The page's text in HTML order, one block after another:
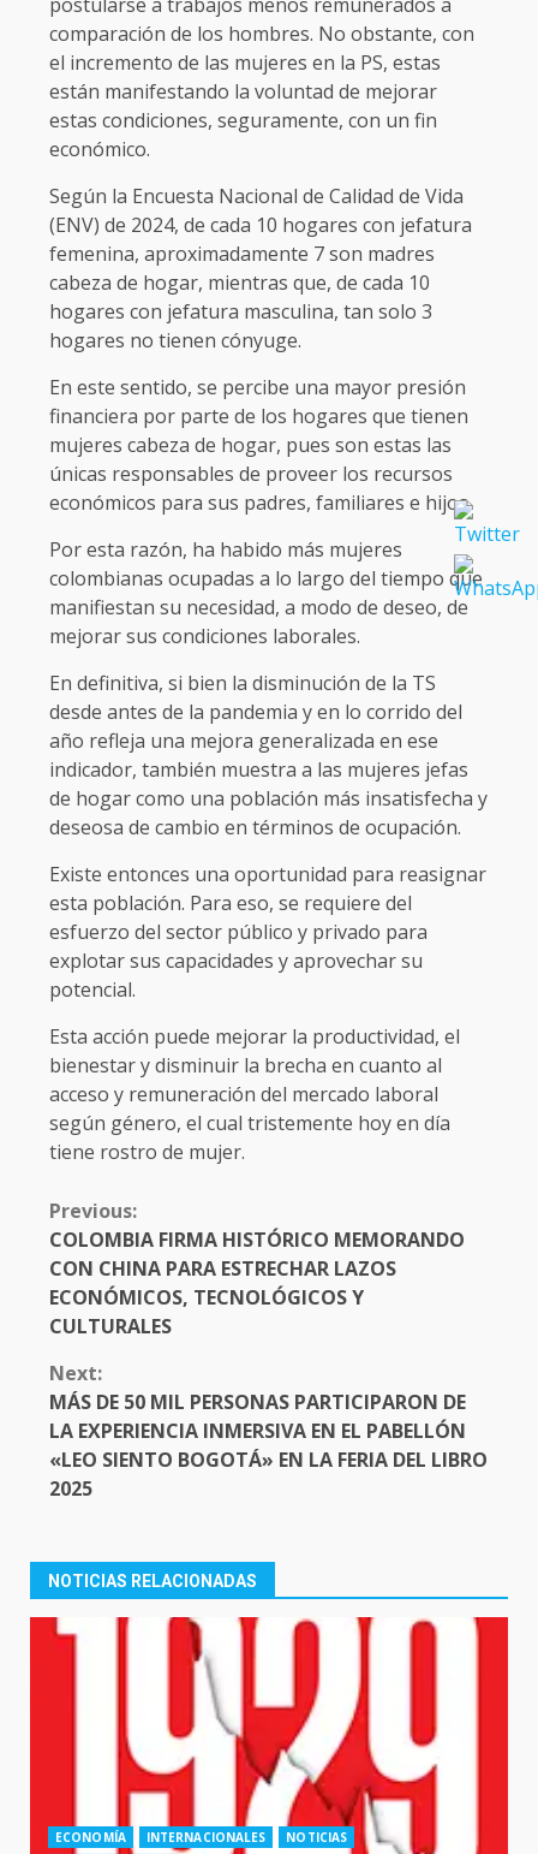
comparación de los hombres. No obstante, con
el incremento de las mujeres en la PS, estas
están manifestando la voluntad de mejorar
estas condiciones, seguramente, con un fin
económico.
Según la Encuesta Nacional de Calidad de Vida
(ENV) de 2024, de cada 10 hogares con jefatura
femenina, aproximadamente 7 son madres
cabeza de hogar, mientras que, de cada 10
hogares con jefatura masculina, tan solo 3
hogares no tienen cónyuge.
En este sentido, se percibe una mayor presión
financiera por parte de los hogares que tienen
mujeres cabeza de hogar, pues son estas las
únicas responsables de proveer los recursos
económicos para sus padres, familiares e hijos.
Por esta razón, ha habido más mujeres
colombianas ocupadas a lo largo del tiempo que
manifiestan su necesidad, a modo de deseo, de
mejorar sus condiciones laborales.
En definitiva, si bien la disminución de la TS
desde antes de la pandemia y en lo corrido del
año refleja una mejora generalizada en ese
indicador, también muestra a las mujeres jefas
de hogar como una población más insatisfecha y
deseosa de cambio en términos de ocupación.
Existe entonces una oportunidad para reasignar
esta población. Para eso, se requiere del
esfuerzo del sector público y privado para
explotar sus capacidades y aprovechar su
potencial.
Esta acción puede mejorar la productividad, el
bienestar y disminuir la brecha en cuanto al
acceso y remuneración del mercado laboral
según género, el cual tristemente hoy en día
tiene rostro de mujer.
CONTINUE
READING
Previous:
COLOMBIA FIRMA HISTÓRICO MEMORANDO
CON CHINA PARA ESTRECHAR LAZOS
ECONÓMICOS, TECNOLÓGICOS Y
CULTURALES
Next:
MÁS DE 50 MIL PERSONAS PARTICIPARON DE
LA EXPERIENCIA INMERSIVA EN EL PABELLÓN
«LEO SIENTO BOGOTÁ» EN LA FERIA DEL LIBRO
2025
NOTICIAS RELACIONADAS
ECONOMÍA INTERNACIONALES
NOTICIAS